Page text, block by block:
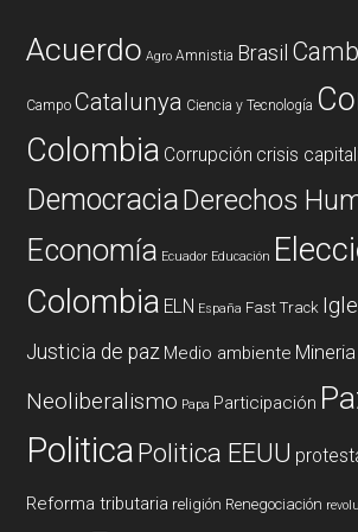
Acuerdo Agro Amnistia Brasil
Campo Catalunya Ciencia y Tecnología
Colombia Corrupción crisis
DemocraciaDerechos
Economía Ecuador Educación
Colombia ELN España Fast Track
Justicia de paz Medio ambiente Mineria
Neoliberalismo Papa Participación
PoliticaPolitica EEUU
Reforma tributaria religión Renegociación